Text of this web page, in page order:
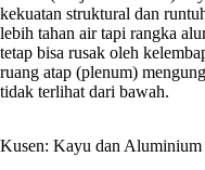
kekuatan struktural dan
lebih tahan air tapi rangka
tetap bisa rusak oleh
ruang atap (plenum)
tidak terlihat dari bawah.
Kusen: Kayu dan Aluminium